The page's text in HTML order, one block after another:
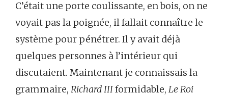
C’était une porte coulissante, en bois, on ne
voyait pas la poignée, il fallait connaître le
système pour pénétrer. Il y avait déjà
quelques personnes à l’intérieur qui
discutaient. Maintenant je connaissais la
grammaire, Richard IIIformidable, Le Roi